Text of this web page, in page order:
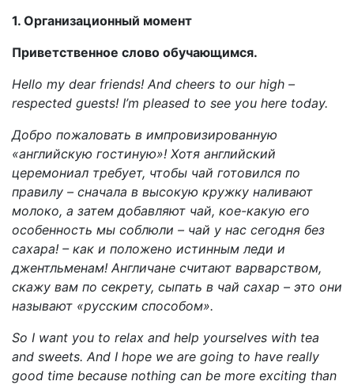
1. Организационный момент
Приветственное слово обучающимся.
Hello my dear friends! And cheers to our high –
respected guests! I’m pleased to see you here today.
Добро пожаловать в импровизированную
«английскую гостиную»! Хотя английский
церемониал требует, чтобы чай готовился по
правилу – сначала в высокую кружку наливают
молоко, а затем добавляют чай, кое-какую его
особенность мы соблюли – чай у нас сегодня без
сахара! – как и положено истинным леди и
джентльменам! Англичане считают варварством,
скажу вам по секрету, сыпать в чай сахар – это они
называют «русским способом».
So I want you to relax and help yourselves with tea
and sweets. And I hope we are going to have really
good time because nothing can be more exciting than